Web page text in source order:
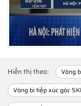
Hiển thị theo: Vòng
Vòng bi tiếp xúc góc